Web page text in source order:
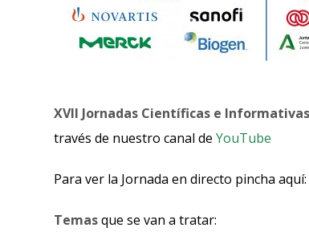
XVII Jornadas Científicas e
través de nuestro canal de YouTube
Para ver la Jornada en directo pincha aquí:
Temasque se van a tratar: